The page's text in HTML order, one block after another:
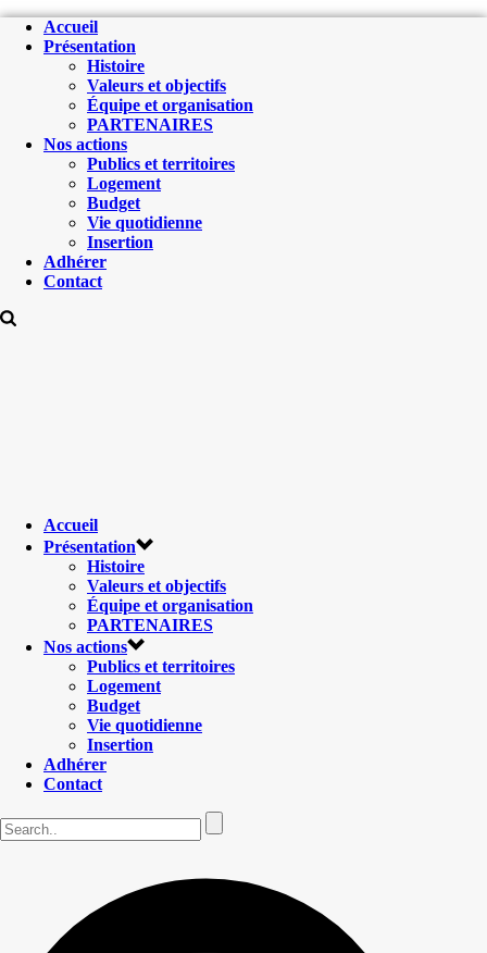
Accueil
Présentation
Histoire
Valeurs et objectifs
Équipe et organisation
PARTENAIRES
Nos actions
Publics et territoires
Logement
Budget
Vie quotidienne
Insertion
Adhérer
Contact
Accueil
Présentation
Histoire
Valeurs et objectifs
Équipe et organisation
PARTENAIRES
Nos actions
Publics et territoires
Logement
Budget
Vie quotidienne
Insertion
Adhérer
Contact